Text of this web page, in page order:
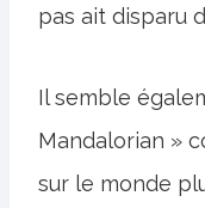
pas ait disparu
Il semble
Mandalorian »
sur le monde